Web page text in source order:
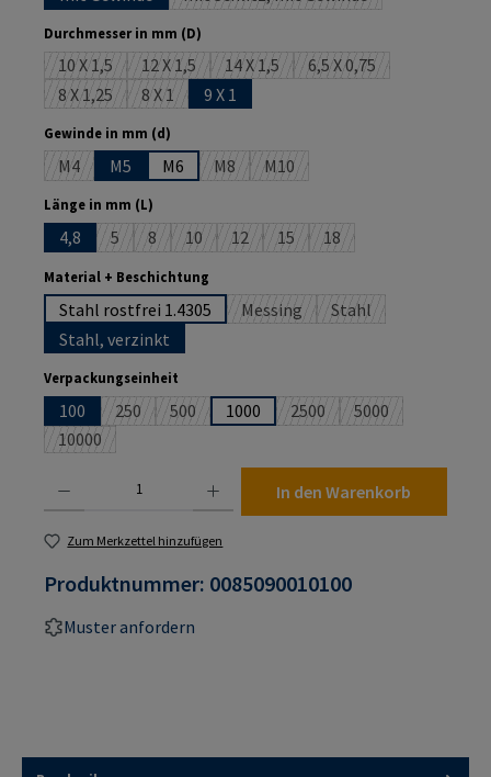
Durchmesser in mm (D)
10 X 1,5(Diese Option ist zurzeit nicht verfügbar.)
12 X 1,5(Diese Option ist zurzeit nicht verfügbar.)
14 X 1,5(Diese Option ist zurzeit nicht
6,5 X 0,75(Diese Option ist
8 X 1,25(Diese Option ist zurzeit nicht verfügbar.)
8 X 1(Diese Option ist zurzeit nicht verfügbar.)
9 X 1
Gewinde in mm (d)
M4(Diese Option ist zurzeit nicht verfügbar.)
M5 M6 M8(Diese Option ist zurzeit nicht
M10(Diese Option ist zurzeit nicht
Länge in mm (L)
4,8 5(Diese Option ist zurzeit nicht verfügbar.)
8(Diese Option ist zurzeit nicht verfügbar.)
10(Diese Option ist zurzeit nicht verfügbar.)
12(Diese Option ist zurzeit nicht
15(Diese Option ist zurzeit nicht
18(Diese Option ist
Material + Beschichtung
Stahl rostfrei 1.4305 Messing(Diese Option ist zurzeit nicht
Stahl(Diese Option ist
Stahl, verzinkt
Verpackungseinheit
100 250(Diese Option ist zurzeit nicht verfügbar.)
500(Diese Option ist zurzeit nicht verfügbar.)
1000 2500(Diese Option ist zurzeit
5000(Diese Option ist
10000(Diese Option ist zurzeit nicht verfügbar.)
In den Warenkorb
Zum Merkzettel hinzufügen
Produktnummer: 0085090010100
Muster anfordern